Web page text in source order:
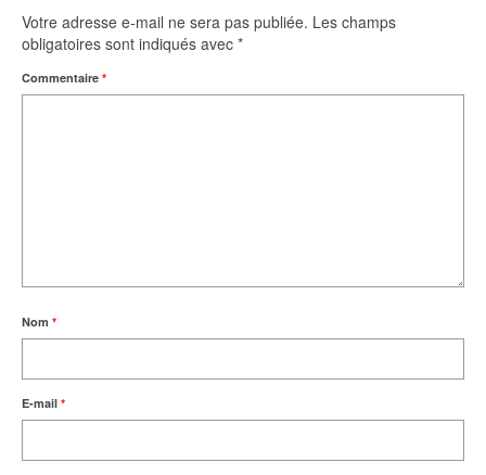
Votre adresse e-mail ne sera pas publiée. Les champs
obligatoires sont indiqués avec *
Commentaire *
Nom *
E-mail *